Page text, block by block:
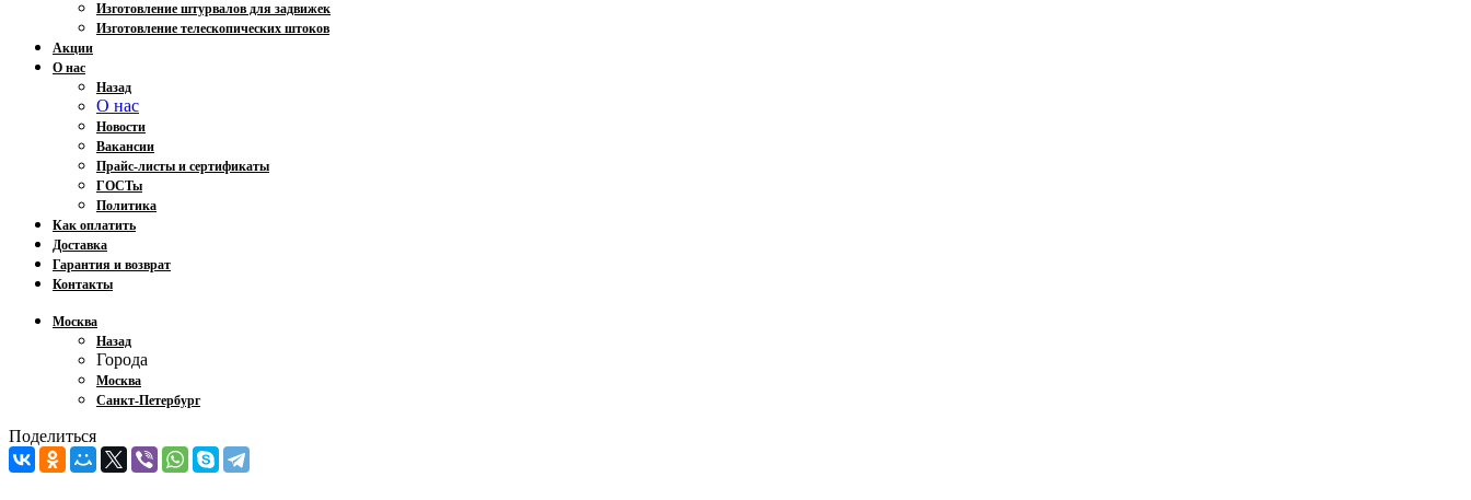
Изготовление штурвалов для задвижек
Изготовление телескопических штоков
Акции
О нас
Назад
О нас
Новости
Вакансии
Прайс-листы и сертификаты
ГОСТы
Политика
Как оплатить
Доставка
Гарантия и возврат
Контакты
Москва
Назад
Города
Москва
Санкт-Петербург
Поделиться